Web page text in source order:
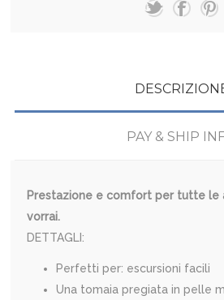
PAY & SHIP
Prestazione e comfort per tutte le
vorrai.
DETTAGLI:
Perfetti per: escursioni facili
Una tomaia pregiata in pelle